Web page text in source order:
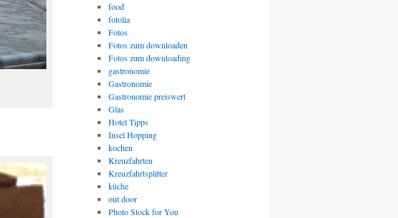
food
fotolia
Fotos
Fotos zum downloaden
Fotos zum downloading
gastronomie
Gastronomie
Gastronomie preiswert
Glas
Hotel Tipps
Insel Hopping
kochen
Kreuzfahrten
Kreuzfahrtsplitter
küche
out door
Photo Stock for You